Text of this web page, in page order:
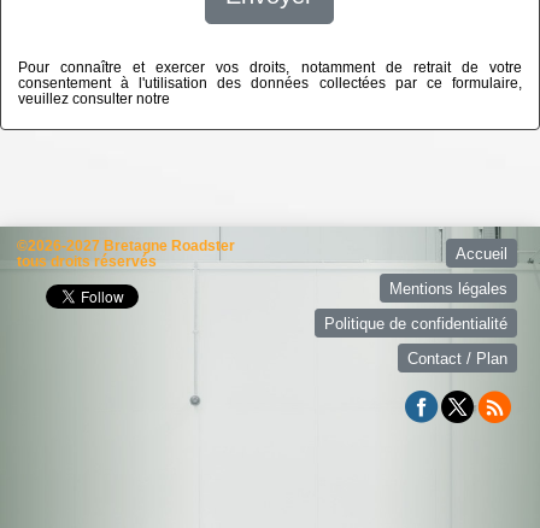
Pour connaître et exercer vos droits, notamment de retrait de votre
consentement à l'utilisation des données collectées par ce formulaire,
veuillez consulter notre
©2026-2027 Bretagne Roadster
tous droits réservés
Accueil
Mentions légales
Politique de confidentialité
Contact / Plan